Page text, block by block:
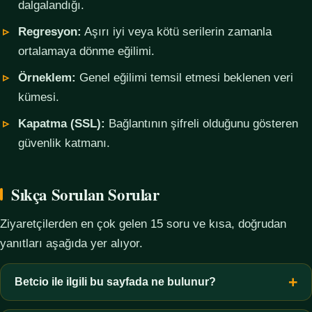
dalgalandığı.
Regresyon: Aşırı iyi veya kötü serilerin zamanla
ortalamaya dönme eğilimi.
Örneklem: Genel eğilimi temsil etmesi beklenen veri
kümesi.
Kapatma (SSL): Bağlantının şifreli olduğunu gösteren
güvenlik katmanı.
Sıkça Sorulan Sorular
Ziyaretçilerden en çok gelen 15 soru ve kısa, doğrudan
yanıtları aşağıda yer alıyor.
Betcio ile ilgili bu sayfada ne bulunur?
Bu sayfada yalnızca kavramsal bilgi, terim açıklamaları, veri